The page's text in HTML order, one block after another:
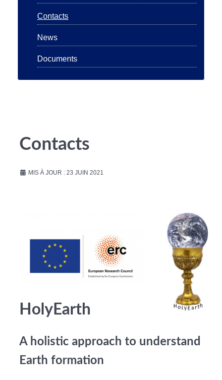
Contacts
News
Documents
Contacts
MIS À JOUR : 23 JUIN 2021
HolyEarth
A holistic approach to understand
Earth formation